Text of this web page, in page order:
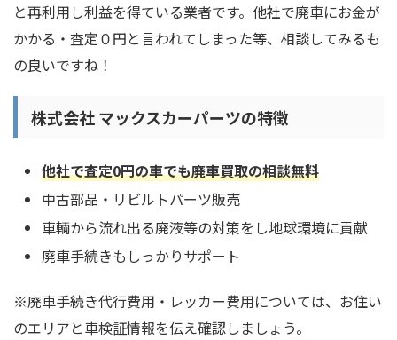
と再利用し利益を得ている業者です。他社で廃車にお金が
かかる・査定０円と言われてしまった等、相談してみるも
の良いですね！
株式会社 マックスカーパーツの特徴
他社で査定0円の車でも廃車買取の相談無料
中古部品・リビルトパーツ販売
車輌から流れ出る廃液等の対策をし地球環境に貢献
廃車手続きもしっかりサポート
※廃車手続き代行費用・レッカー費用については、お住い
のエリアと車検証情報を伝え確認しましょう。